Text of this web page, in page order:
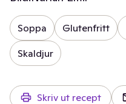
Soppa Glutenfritt
Skaldjur
Skriv ut recept